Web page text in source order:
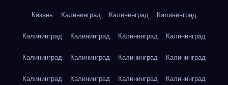
Казань Калининград Калининград Калининград
Калининград Калининград Калининград Калининград
Калининград Калининград Калининград Калининград
Калининград Калининград Калининград Калининград